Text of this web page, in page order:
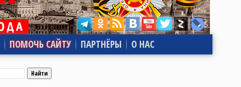
ПОМОЧЬ САЙТУ ПАРТНЁРЫ О НАС